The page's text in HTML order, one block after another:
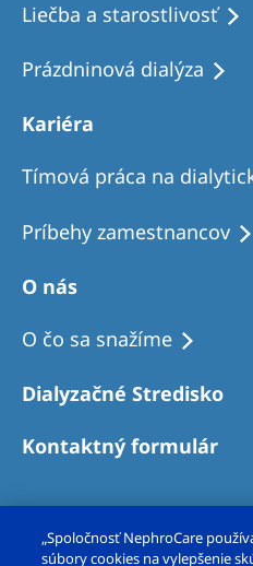
Liečba a starostlivosť
Prázdninová dialýza
Kariéra
Tímová práca na
Príbehy zamestnancov
O nás
O čo sa snažíme
Dialyzačné Stredisko
Kontaktný formulár
„Spoločnosť NephroCare
súbory cookies na vylepšenie